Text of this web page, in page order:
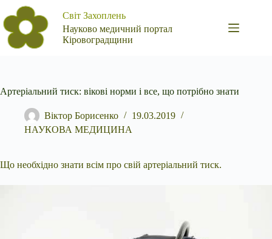
Перейти
до
вмісту
Світ Захоплень
Науково медичний портал
Кіровоградщини
Артеріальний тиск: вікові норми і все, що потрібно знати
Віктор Борисенко
19.03.2019
НАУКОВА МЕДИЦИНА
Що необхідно знати всім про свій артеріальний тиск.